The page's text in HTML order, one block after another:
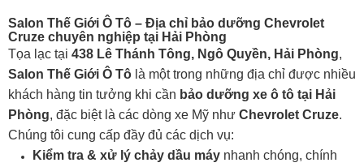
Salon Thế Giới Ô Tô – Địa chỉ bảo dưỡng Chevrolet
Cruze chuyên nghiệp tại Hải Phòng
Tọa lạc tại 438 Lê Thánh Tông, Ngô Quyền, Hải Phòng,
Salon Thế Giới Ô Tô là một trong những địa chỉ được nhiều
khách hàng tin tưởng khi cần bảo dưỡng xe ô tô tại Hải
Phòng, đặc biệt là các dòng xe Mỹ như Chevrolet Cruze.
Chúng tôi cung cấp đầy đủ các dịch vụ:
Kiểm tra & xử lý chảy dầu máy nhanh chóng, chính